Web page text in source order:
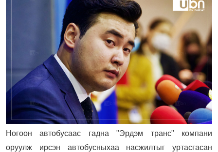
Ногоон автобусаас гадна "Эрдэм транс" компани
оруулж ирсэн автобусныхаа насжилтыг уртасгасан